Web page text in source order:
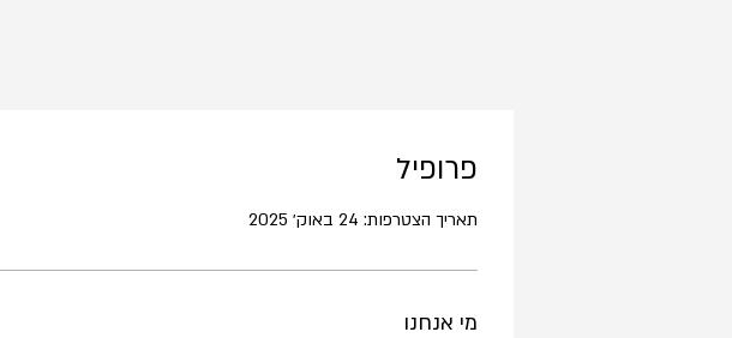
פרופיל
תאריך הצטרפות: 24 באוק׳ 2025
מי אנחנו